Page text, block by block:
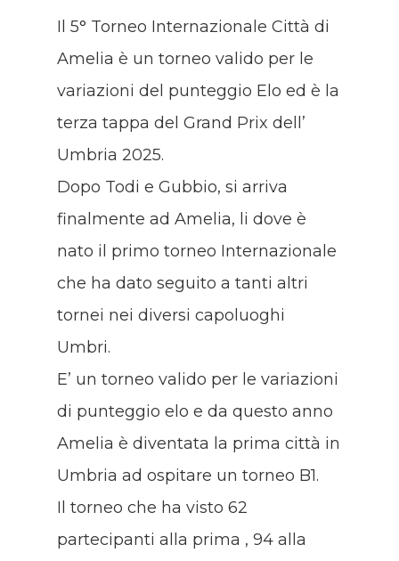
Il 5° Torneo Internazionale Città di
Amelia è un torneo valido per le
variazioni del punteggio Elo ed è la
terza tappa del Grand Prix dell’
Umbria 2025.
Dopo Todi e Gubbio, si arriva
finalmente ad Amelia, li dove è
nato il primo torneo Internazionale
che ha dato seguito a tanti altri
tornei nei diversi capoluoghi
Umbri.
E’ un torneo valido per le variazioni
di punteggio elo e da questo anno
Amelia è diventata la prima città in
Umbria ad ospitare un torneo B1.
Il torneo che ha visto 62
partecipanti alla prima , 94 alla